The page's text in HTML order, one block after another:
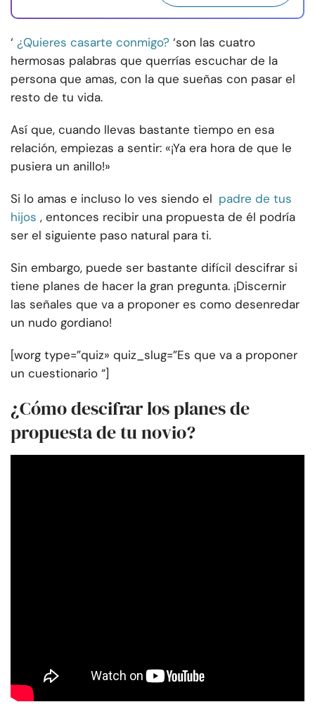
‘ ¿Quieres casarte conmigo? ‘son las cuatro
hermosas palabras que querrías escuchar de la
persona que amas, con la que sueñas con pasar el
resto de tu vida.
Así que, cuando llevas bastante tiempo en esa
relación, empiezas a sentir: «¡Ya era hora de que le
pusiera un anillo!»
Si lo amas e incluso lo ves siendo el padre de tus
hijos , entonces recibir una propuesta de él podría
ser el siguiente paso natural para ti.
Sin embargo, puede ser bastante difícil descifrar si
tiene planes de hacer la gran pregunta. ¡Discernir
las señales que va a proponer es como desenredar
un nudo gordiano!
[worg type=”quiz» quiz_slug=”Es que va a proponer
un cuestionario “]
¿Cómo descifrar los planes de
propuesta de tu novio?